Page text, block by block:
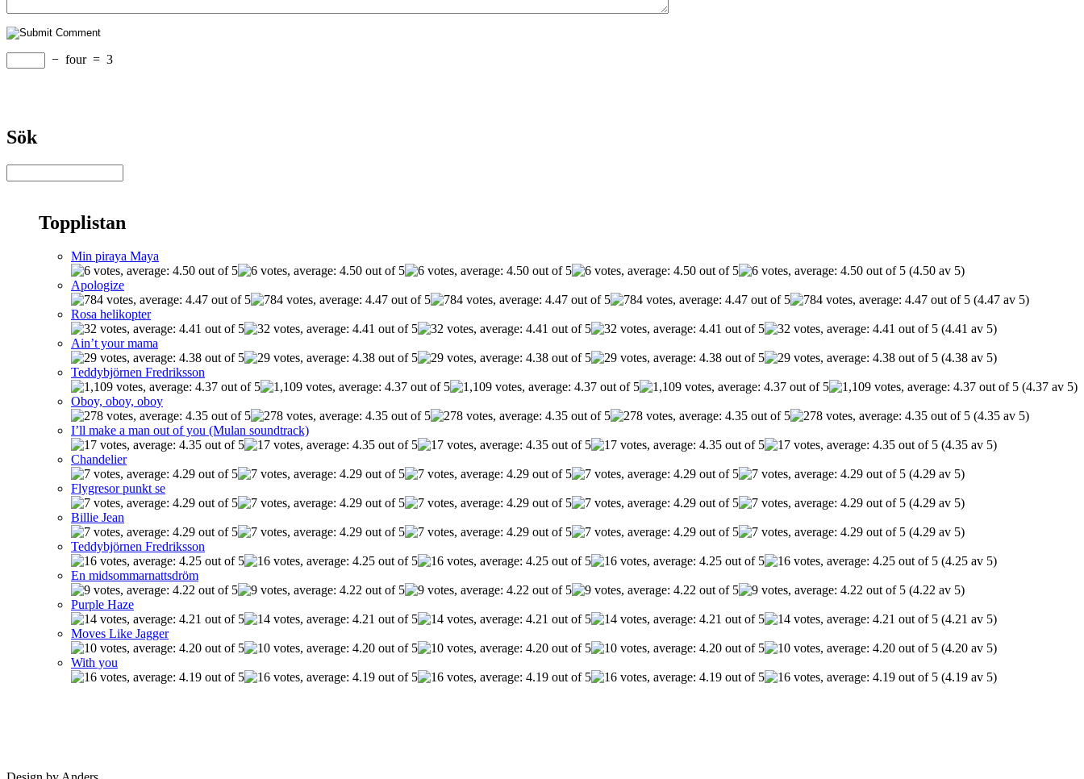
− four = 3
Sök
Topplistan
Min piraya Maya
(4.50 av 5)
Apologize
(4.47 av 5)
Rosa helikopter
(4.41 av 5)
Ain’t your mama
(4.38 av 5)
Teddybjörnen Fredriksson
(4.37 av 5)
Oboy, oboy, oboy
(4.35 av 5)
I’ll make a man out of you (Mulan soundtrack)
(4.35 av 5)
Chandelier
(4.29 av 5)
Flygresor punkt se
(4.29 av 5)
Billie Jean
(4.29 av 5)
Teddybjörnen Fredriksson
(4.25 av 5)
En midsommarnattsdröm
(4.22 av 5)
Purple Haze
(4.21 av 5)
Moves Like Jagger
(4.20 av 5)
With you
(4.19 av 5)